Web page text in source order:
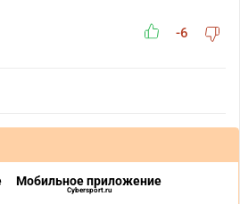
-6
Мобильное приложение
Cybersport.ru